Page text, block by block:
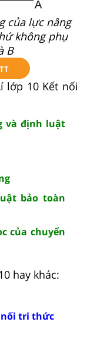
của lực nâng
không phụ
B
lớp 10 Kết nối
và định luật
bảo toàn
của chuyển
hay khác:
nối tri thức